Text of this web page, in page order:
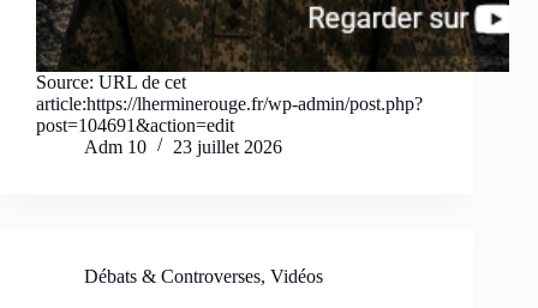
Source: URL de cet
article:https://lherminerouge.fr/wp-admin/post.php?
post=104691&action=edit
Adm 10
23 juillet 2026
Débats & Controverses, Vidéos